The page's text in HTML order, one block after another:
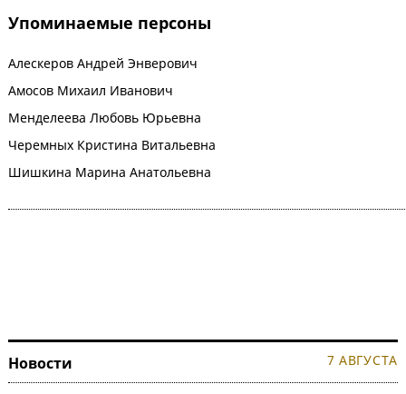
Упоминаемые персоны
Алескеров Андрей Энверович
Амосов Михаил Иванович
Менделеева Любовь Юрьевна
Черемных Кристина Витальевна
Шишкина Марина Анатольевна
Новости 7 АВГУСТА